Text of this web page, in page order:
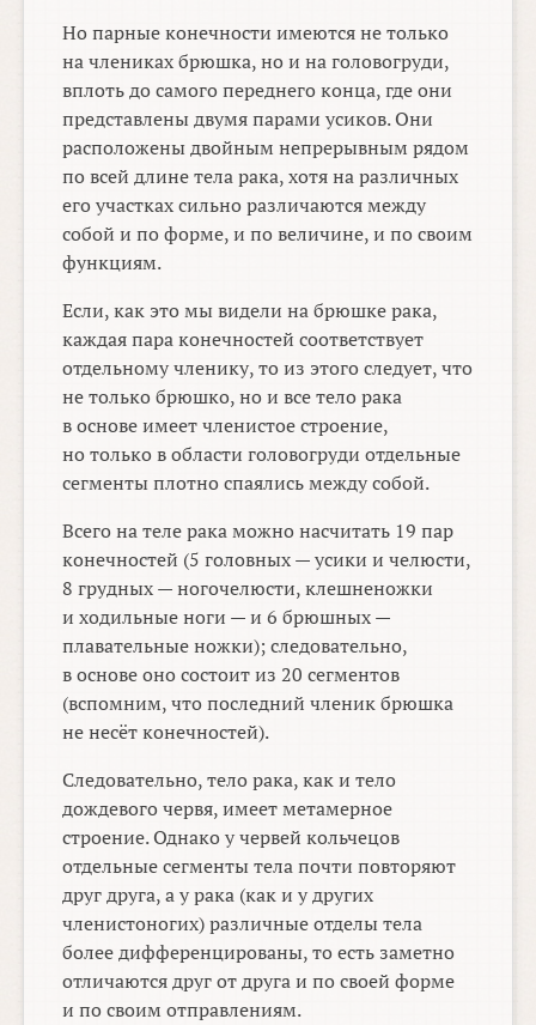
Но парные конечности имеются не только
на члениках брюшка, но и на головогруди,
вплоть до самого переднего конца, где они
представлены двумя парами усиков. Они
расположены двойным непрерывным рядом
по всей длине тела рака, хотя на различных
его участках сильно различаются между
собой и по форме, и по величине, и по своим
функциям.
Если, как это мы видели на брюшке рака,
каждая пара конечностей соответствует
отдельному членику, то из этого следует, что
не только брюшко, но и все тело рака
в основе имеет членистое строение,
но только в области головогруди отдельные
сегменты плотно спаялись между собой.
Всего на теле рака можно насчитать 19 пар
конечностей (5 головных — усики и челюсти,
8 грудных — ногочелюсти, клешненожки
и ходильные ноги — и 6 брюшных —
плавательные ножки); следовательно,
в основе оно состоит из 20 сегментов
(вспомним, что последний членик брюшка
не несёт конечностей).
Следовательно, тело рака, как и тело
дождевого червя, имеет метамерное
строение. Однако у червей кольчецов
отдельные сегменты тела почти повторяют
друг друга, а у рака (как и у других
членистоногих) различные отделы тела
более дифференцированы, то есть заметно
отличаются друг от друга и по своей форме
и по своим отправлениям.